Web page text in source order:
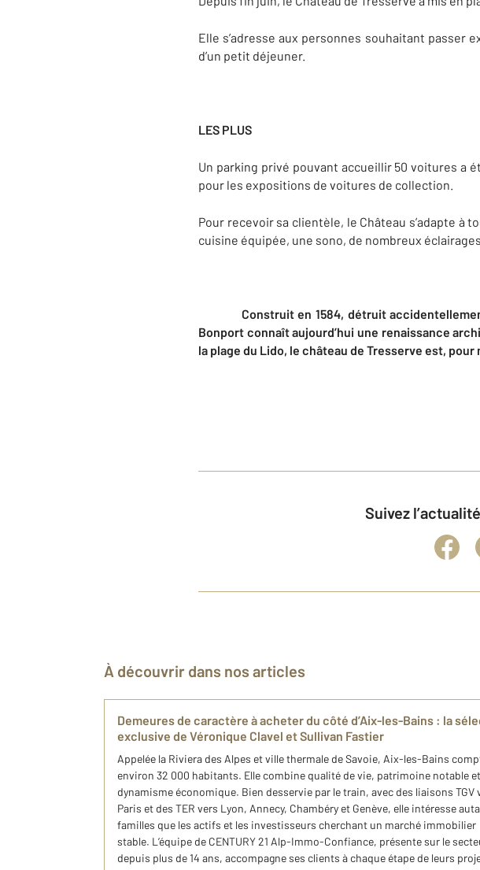
Elle s’adresse aux personnes souhaitant passer
d’un petit déjeuner.
LES PLUS
Un parking privé pouvant accueillir 50 voitures a
pour les expositions de voitures de collection.
Pour recevoir sa clientèle, le Château s’adapte à
cuisine équipée, une sono, de nombreux
Construit en 1584, détruit accidentellement
Bonport connaît aujourd’hui une renaissance
la plage du Lido, le château de Tresserve est,
Suivez
À découvrir dans nos articles
Demeures de caractère à acheter du côté d’Aix-les-Bains : la
exclusive de Véronique Clavel et Sullivan Fastier
Appelée la Riviera des Alpes et ville thermale de Savoie, Aix-les-Bains
environ 32 000 habitants. Elle combine qualité de vie, patrimoine notable et
dynamisme économique. Bien desservie par le train, avec des liaisons TGV
Paris et des TER vers Lyon, Annecy, Chambéry et Genève, elle intéresse
familles que les actifs et les investisseurs cherchant un marché immobilier
stable. L’équipe de CENTURY 21 Alp-Immo-Confiance, présente sur le
depuis plus de 14 ans, accompagne ses clients à chaque étape de leurs